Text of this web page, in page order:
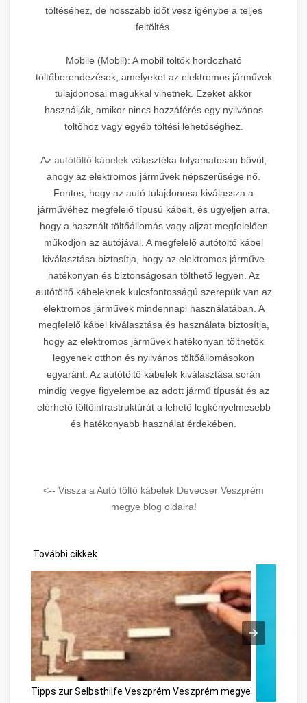
töltéséhez, de hosszabb időt vesz igénybe a teljes
feltöltés.
Mobile (Mobil): A mobil töltők hordozható
töltőberendezések, amelyeket az elektromos járművek
tulajdonosai magukkal vihetnek. Ezeket akkor
használják, amikor nincs hozzáférés egy nyilvános
töltőhöz vagy egyéb töltési lehetőséghez.
Az autótöltő kábelek választéka folyamatosan bővül,
ahogy az elektromos járművek népszerűsége nő.
Fontos, hogy az autó tulajdonosa kiválassza a
járművéhez megfelelő típusú kábelt, és ügyeljen arra,
hogy a használt töltőállomás vagy aljzat megfelelően
működjön az autójával. A megfelelő autótöltő kábel
kiválasztása biztosítja, hogy az elektromos járműve
hatékonyan és biztonságosan tölthető legyen. Az
autótöltő kábeleknek kulcsfontosságú szerepük van az
elektromos járművek mindennapi használatában. A
megfelelő kábel kiválasztása és használata biztosítja,
hogy az elektromos járművek hatékonyan tölthetők
legyenek otthon és nyilvános töltőállomásokon
egyaránt. Az autótöltő kábelek kiválasztása során
mindig vegye figyelembe az adott jármű típusát és az
elérhető töltőinfrastruktúrát a lehető legkényelmesebb
és hatékonyabb használat érdekében.
<-- Vissza a Autó töltő kábelek Devecser Veszprém
megye blog oldalra!
További cikkek
Tipps zur Selbsthilfe Veszprém Veszprém megye